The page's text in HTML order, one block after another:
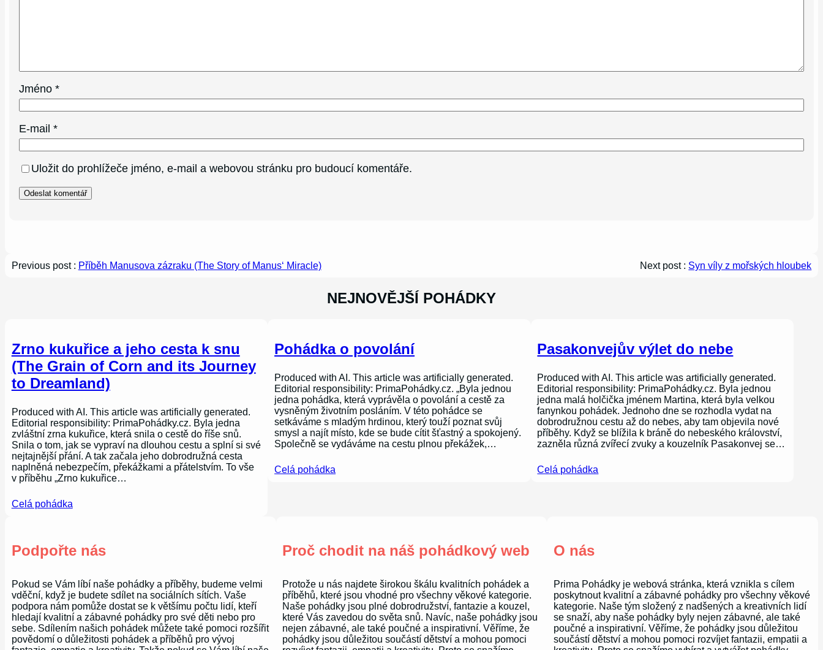
Jméno*
E-mail*
Uložit do prohlížeče jméno, e-mail a webovou stránku pro budoucí komentáře.
Previous post : Příběh Manusova zázraku (The Story of Manus‘ Miracle) Next post : Syn víly z mořských hloubek
NEJNOVĚJŠÍ POHÁDKY
Zrno kukuřice a jeho cesta k snu
(The Grain of Corn and its Journey
to Dreamland)
Produced with AI. This article was artificially generated.
Editorial responsibility: PrimaPohádky.cz. Byla jedna
zvláštní zrna kukuřice, která snila o cestě do říše snů.
Snila o tom, jak se vypraví na dlouhou cestu a splní si své
nejtajnější přání. A tak začala jeho dobrodružná cesta
naplněná nebezpečím, překážkami a přátelstvím. To vše
v příběhu „Zrno kukuřice…
Celá pohádka
Pohádka o povolání
Produced with AI. This article was artificially generated.
Editorial responsibility: PrimaPohádky.cz. „Byla jednou
jedna pohádka, která vyprávěla o povolání a cestě za
vysněným životním posláním. V této pohádce se
setkáváme s mladým hrdinou, který touží poznat svůj
smysl a najít místo, kde se bude cítit šťastný a spokojený.
Společně se vydáváme na cestu plnou překážek,…
Celá pohádka
Pasakonvejův výlet do nebe
Produced with AI. This article was artificially generated.
Editorial responsibility: PrimaPohádky.cz. Byla jednou
jedna malá holčička jménem Martina, která byla velkou
fanynkou pohádek. Jednoho dne se rozhodla vydat na
dobrodružnou cestu až do nebes, aby tam objevila nové
příběhy. Když se blížila k bráně do nebeského království,
zazněla různá zvířecí zvuky a kouzelník Pasakonvej se…
Celá pohádka
Podpořte nás
Pokud se Vám líbí naše pohádky a příběhy, budeme velmi
vděční, když je budete sdílet na sociálních sítích. Vaše
podpora nám pomůže dostat se k většímu počtu lidí, kteří
hledají kvalitní a zábavné pohádky pro své děti nebo pro
sebe. Sdílením našich pohádek můžete také pomoci rozšířit
povědomí o důležitosti pohádek a příběhů pro vývoj
Proč chodit na náš pohádkový web
Protože u nás najdete širokou škálu kvalitních pohádek a
příběhů, které jsou vhodné pro všechny věkové kategorie.
Naše pohádky jsou plné dobrodružství, fantazie a kouzel,
které Vás zavedou do světa snů. Navíc, naše pohádky jsou
nejen zábavné, ale také poučné a inspirativní. Věříme, že
pohádky jsou důležitou součástí dětství a mohou pomoci
O nás
Prima Pohádky je webová stránka, která vznikla s cílem
poskytnout kvalitní a zábavné pohádky pro všechny věkové
kategorie. Naše tým složený z nadšených a kreativních lidí
se snaží, aby naše pohádky byly nejen zábavné, ale také
poučné a inspirativní. Věříme, že pohádky jsou důležitou
součástí dětství a mohou pomoci rozvíjet fantazii, empatii a